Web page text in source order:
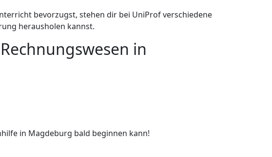
bevorzugst, stehen dir bei UniProf verschiedene
herausholen kannst.
in
in Magdeburg bald beginnen kann!